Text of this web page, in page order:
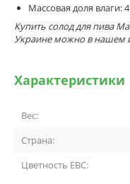
Массовая доля влаги: 4
Купить солод для пива
Украине можно в нашем
Характеристики
Вес:
Страна:
Цветность EBC: